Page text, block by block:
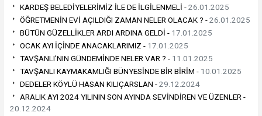
KARDEŞ BELEDİYELERİMİZ İLE DE İLGİLENMELİ -26.01.2025
ÖĞRETMENİN EVİ AÇILDIĞI ZAMAN NELER OLACAK ? -26.01.2025
BÜTÜN GÜZELLİKLER ARDI ARDINA GELDİ - 17.01.2025
OCAK AYI İÇİNDE ANACAKLARIMIZ - 17.01.2025
TAVŞANLI’NIN GÜNDEMİNDE NELER VAR ? - 11.01.2025
TAVŞANLI KAYMAKAMLIĞI BÜNYESİNDE BİR BİRİM - 10.01.2025
DEDELER KÖYLÜ HASAN KILIÇARSLAN -29.12.2024
ARALIK AYI 2024 YILININ SON AYINDA SEVİNDİREN VE ÜZENLER -
20.12.2024